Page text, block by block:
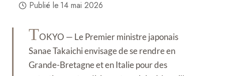
Publié le 14 mai 2026
TOKYO — Le Premier ministre japonais
Sanae Takaichi envisage de se rendre en
Grande-Bretagne et en Italie pour des